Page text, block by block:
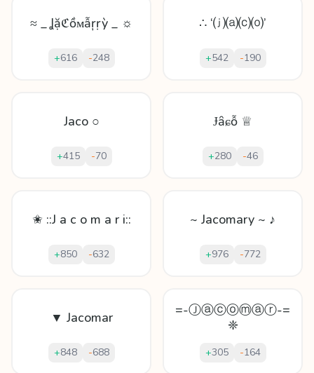
≈ _ Ʝặℭồᴍẫŗṛỳ _ ☼
+616 -248
∴ ‘⒥⒜⒞⒪’
+542 -190
Jaco ○
+415 -70
Ɉȃɕỗ ♕
+280 -46
✬ ::J a c o m a r i::
+850 -632
~ Jacomary ~ ♪
+976 -772
▼ Jacomar
+848 -688
=-Ⓙⓐⓒⓞⓜⓐⓡ-=
❈
+305 -164